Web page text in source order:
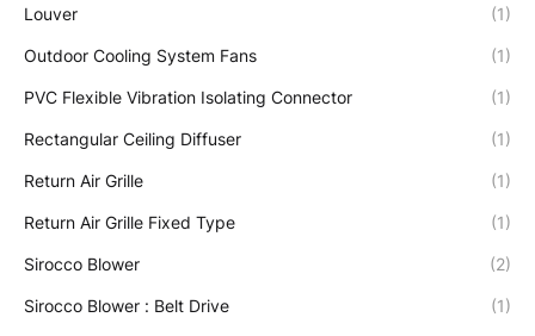
Louver (1)
Outdoor Cooling System Fans (1)
PVC Flexible Vibration Isolating Connector (1)
Rectangular Ceiling Diffuser (1)
Return Air Grille (1)
Return Air Grille Fixed Type (1)
Sirocco Blower (2)
Sirocco Blower : Belt Drive (1)